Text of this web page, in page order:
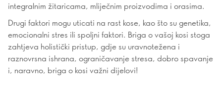
integralnim žitaricama, mliječnim proizvodima i orasima.
Drugi faktori mogu uticati na rast kose, kao što su genetika,
emocionalni stres ili spoljni faktori. Briga o vašoj kosi stoga
zahtjeva holistički pristup, gdje su uravnotežena i
raznovrsna ishrana, ograničavanje stresa, dobro spavanje
i, naravno, briga o kosi važni dijelovi!